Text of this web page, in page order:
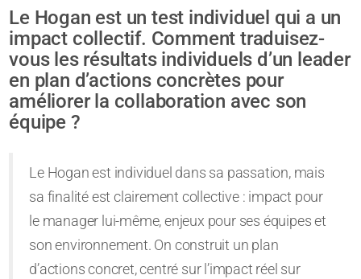
Le Hogan est un test individuel qui a un
impact collectif. Comment traduisez-
vous les résultats individuels d’un leader
en plan d’actions concrètes pour
améliorer la collaboration avec son
équipe ?
Le Hogan est individuel dans sa passation, mais
sa finalité est clairement collective : impact pour
le manager lui-même, enjeux pour ses équipes et
son environnement. On construit un plan
d’actions concret, centré sur l’impact réel sur